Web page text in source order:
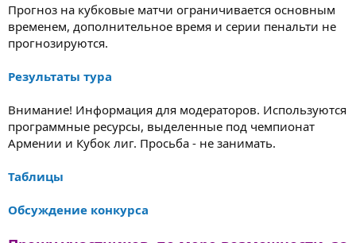
Прогноз на кубковые матчи ограничивается основным
временем, дополнительное время и серии пенальти не
прогнозируются.
Результаты тура
Внимание! Информация для модераторов. Используются
программные ресурсы, выделенные под чемпионат
Армении и Кубок лиг. Просьба - не занимать.
Таблицы
Обсуждение конкурса